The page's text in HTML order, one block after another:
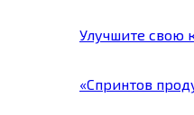
Улучшите свою
«Спринтов